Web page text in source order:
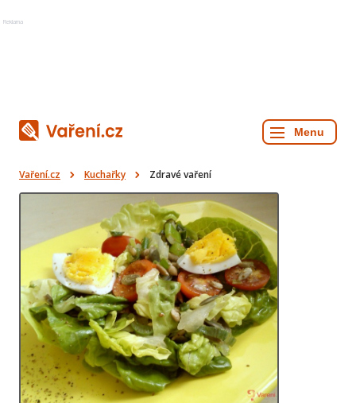
Reklama
Vaření.cz Kuchařky Zdravé vaření